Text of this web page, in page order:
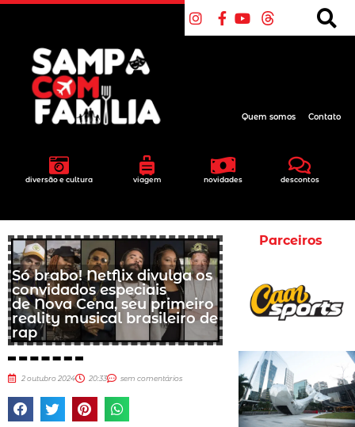
diversão e cultura viagem novidades descontos
Quem somos Contato
Só brabo! Netflix divulga os
convidados especiais
de Nova Cena, seu primeiro
reality musical brasileiro de
rap
2 outubro 2024 20:33 sem comentários
Parceiros